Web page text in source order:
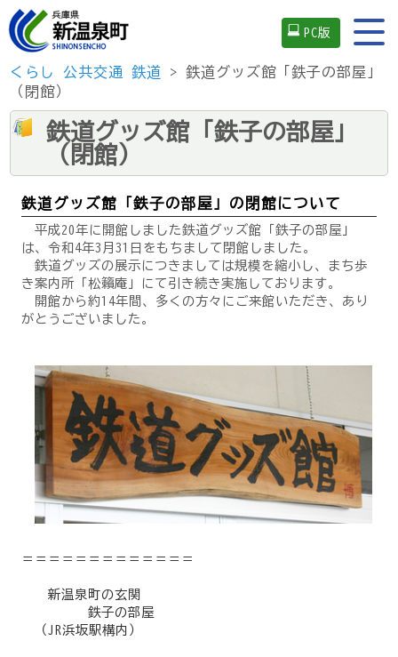
PC版
くらし 公共交通 鉄道 > 鉄道グッズ館「鉄子の部屋」
（閉館）
鉄道グッズ館「鉄子の部屋」
（閉館）
鉄道グッズ館「鉄子の部屋」の閉館について
平成20年に開館しました鉄道グッズ館「鉄子の部屋」
は、令和4年3月31日をもちまして閉館しました。
鉄道グッズの展示につきましては規模を縮小し、まち歩
き案内所「松籟庵」にて引き続き実施しております。
開館から約14年間、多くの方々にご来館いただき、あり
がとうございました。
＝＝＝＝＝＝＝＝＝＝＝＝＝
新温泉町の玄関
鉄子の部屋
（JR浜坂駅構内）